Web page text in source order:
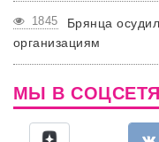
1845
Брянца
организациям
МЫ В